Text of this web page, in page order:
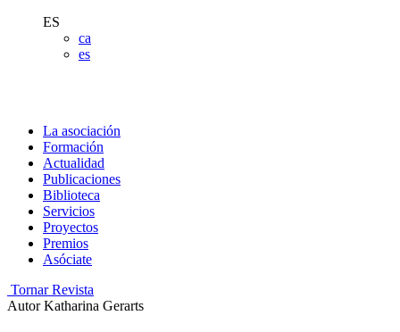
ES
ca
es
La asociación
Formación
Actualidad
Publicaciones
Biblioteca
Servicios
Proyectos
Premios
Asóciate
Tornar Revista
Autor Katharina Gerarts